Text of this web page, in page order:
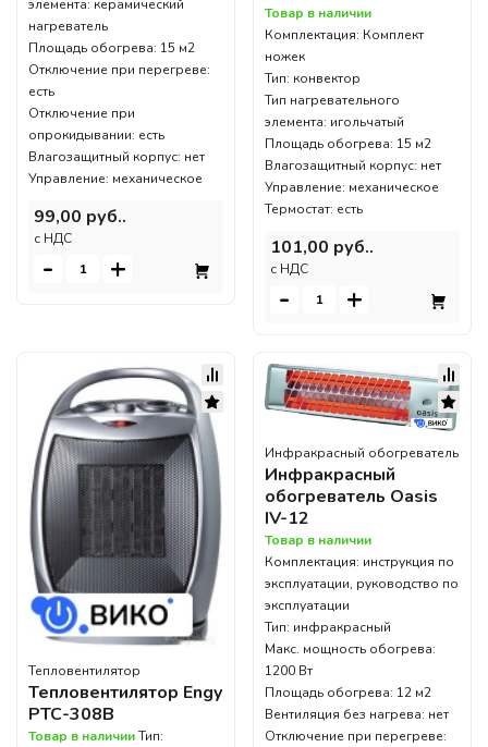
элемента: керамический
нагреватель
Площадь обогрева: 15 м2
Отключение при перегреве:
есть
Отключение при
опрокидывании: есть
Влагозащитный корпус: нет
Управление: механическое
99,00 руб..
c НДС
- +
Товар в наличии
Комплектация: Комплект
ножек
Тип: конвектор
Тип нагревательного
элемента: игольчатый
Площадь обогрева: 15 м2
Влагозащитный корпус: нет
Управление: механическое
Термостат: есть
101,00 руб..
c НДС
- +
Тепловентилятор
Тепловентилятор Engy
РТС-308B
Товар в наличииТип:
Инфракрасный обогреватель
Инфракрасный
обогреватель Oasis
IV-12
Товар в наличии
Комплектация: инструкция по
эксплуатации, руководство по
эксплуатации
Тип: инфракрасный
Макс. мощность обогрева:
1200 Вт
Площадь обогрева: 12 м2
Вентиляция без нагрева: нет
Отключение при перегреве: